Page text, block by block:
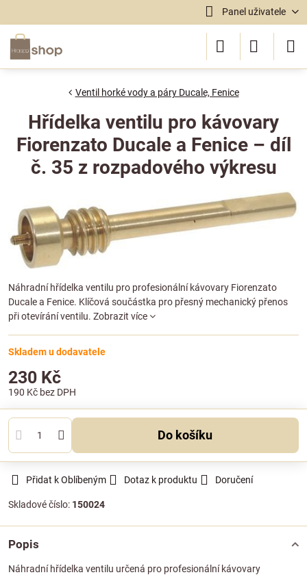
Panel uživatele
Ventil horké vody a páry Ducale, Fenice
Hřídelka ventilu pro kávovary
Fiorenzato Ducale a Fenice – díl
č. 35 z rozpadového výkresu
Náhradní hřídelka ventilu pro profesionální kávovary Fiorenzato
Ducale a Fenice. Klíčová součástka pro přesný mechanický přenos
při otevírání ventilu. Zobrazit více
Skladem u dodavatele
230 Kč
190 Kč bez DPH
Do košíku
Přidat k Oblíbeným Dotaz k produktu Doručení
Skladové číslo: 150024
Popis
Náhradní hřídelka ventilu určená pro profesionální kávovary